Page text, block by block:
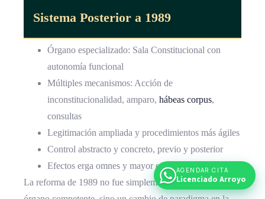
Sistema Posterior a 1989
Órgano especializado: Sala Constitucional con
autonomía funcional
Múltiples mecanismos: Acción de
inconstitucionalidad, amparo, hábeas corpus,
consultas
Legitimación ampliada y procedimientos más ágiles
Control abstracto y concreto, previo y posterior
Efectos erga omnes y mayor eficacia percibida
La reforma de 1989 no fue simplemente un cambio de
AGENDAR CITA
Licenciado Arroyo